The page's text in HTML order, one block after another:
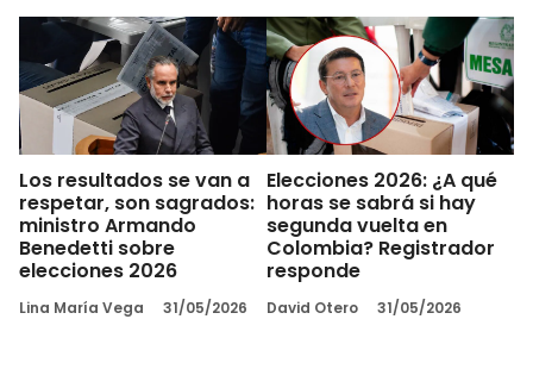
Los resultados se van a
respetar, son sagrados:
ministro Armando
Benedetti sobre
elecciones 2026
Lina María Vega 31/05/2026
Elecciones 2026: ¿A qué
horas se sabrá si hay
segunda vuelta en
Colombia? Registrador
responde
David Otero 31/05/2026